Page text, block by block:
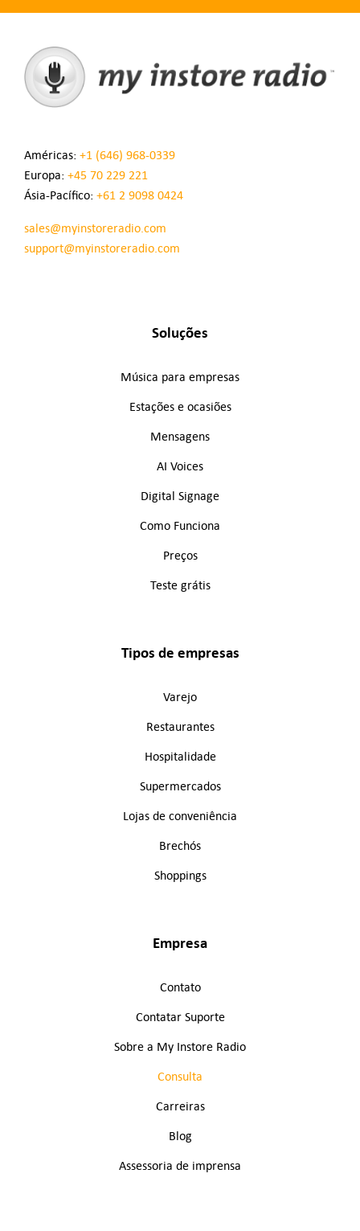
Américas: +1 (646) 968-0339
Europa: +45 70 229 221
Ásia-Pacífico: +61 2 9098 0424
sales@myinstoreradio.com
support@myinstoreradio.com
Soluções
Música para empresas
Estações e ocasiões
Mensagens
AI Voices
Digital Signage
Como Funciona
Preços
Teste grátis
Tipos de empresas
Varejo
Restaurantes
Hospitalidade
Supermercados
Lojas de conveniência
Brechós
Shoppings
Empresa
Contato
Contatar Suporte
Sobre a My Instore Radio
Consulta
Carreiras
Blog
Assessoria de imprensa